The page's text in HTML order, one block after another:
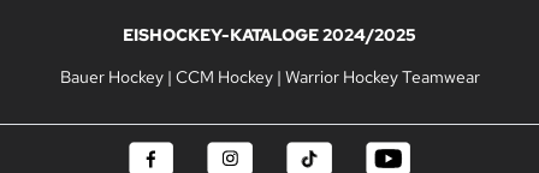
EISHOCKEY-KATALOGE 2024/2025
Bauer Hockey| CCM Hockey| Warrior Hockey Teamwear